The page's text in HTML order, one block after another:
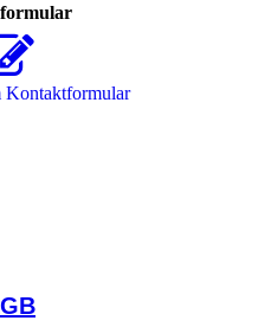
Kon­takt­for­mu­lar